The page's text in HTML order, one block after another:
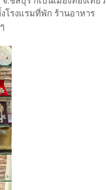
โรงแรมที่พัก ร้านอาหาร